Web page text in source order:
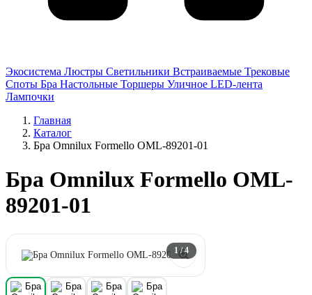
Экосистема Люстры Светильники Встраиваемые Трековые
Споты Бра Настольные Торшеры Уличное LED-лента
Лампочки
Главная
Каталог
Бра Omnilux Formello OML-89201-01
Бра Omnilux Formello OML-
89201-01
1/ 4